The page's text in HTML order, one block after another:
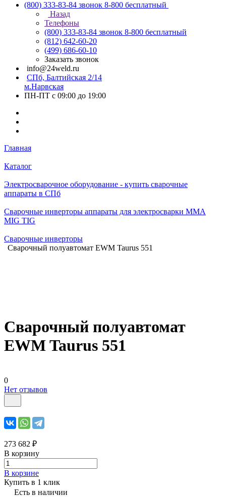
(800) 333-83-84 звонок 8-800 бесплатный
Назад
Телефоны
(800) 333-83-84 звонок 8-800 бесплатный
(812) 642-60-20
(499) 686-60-10
Заказать звонок
info@24weld.ru
СПб, Балтийская 2/14
м.Нарвская
ПН-ПТ с 09:00 до 19:00
Главная
Каталог
Электросварочное оборудование - купить сварочные
аппараты в СПб
Сварочные инверторы аппараты для электросварки MMA
MIG TIG
Сварочные инверторы
Сварочный полуавтомат EWM Taurus 551
Сварочный полуавтомат
EWM Taurus 551
0
Нет отзывов
273 682 ₽
В корзину
В корзине
Купить в 1 клик
Есть в наличии